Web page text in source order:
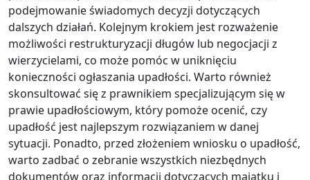
podejmowanie świadomych decyzji dotyczących
dalszych działań. Kolejnym krokiem jest rozważenie
możliwości restrukturyzacji długów lub negocjacji z
wierzycielami, co może pomóc w uniknięciu
konieczności ogłaszania upadłości. Warto również
skonsultować się z prawnikiem specjalizującym się w
prawie upadłościowym, który pomoże ocenić, czy
upadłość jest najlepszym rozwiązaniem w danej
sytuacji. Ponadto, przed złożeniem wniosku o upadłość,
warto zadbać o zebranie wszystkich niezbędnych
dokumentów oraz informacji dotyczących majątku i